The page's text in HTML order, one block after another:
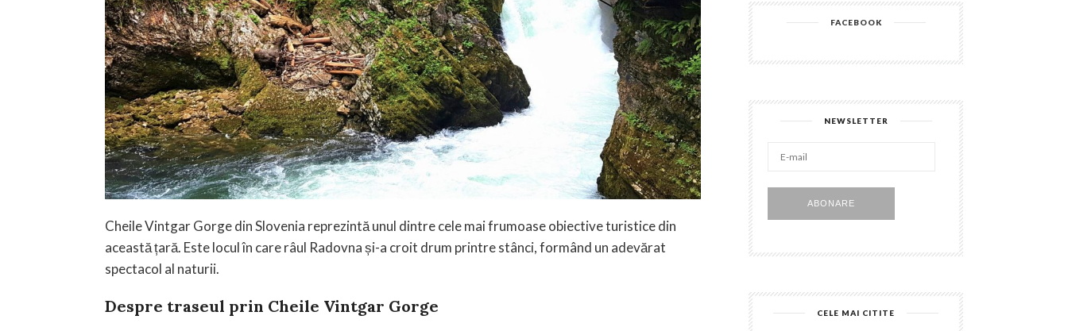
Cheile Vintgar Gorge din Slovenia reprezintă unul dintre cele mai frumoase obiective turistice din
această țară. Este locul în care râul Radovna și-a croit drum printre stânci, formând un adevărat
spectacol al naturii.
Despre traseul prin Cheile Vintgar Gorge
FACEBOOK
NEWSLETTER
mail
ABONARE
CELE MAI CITITE